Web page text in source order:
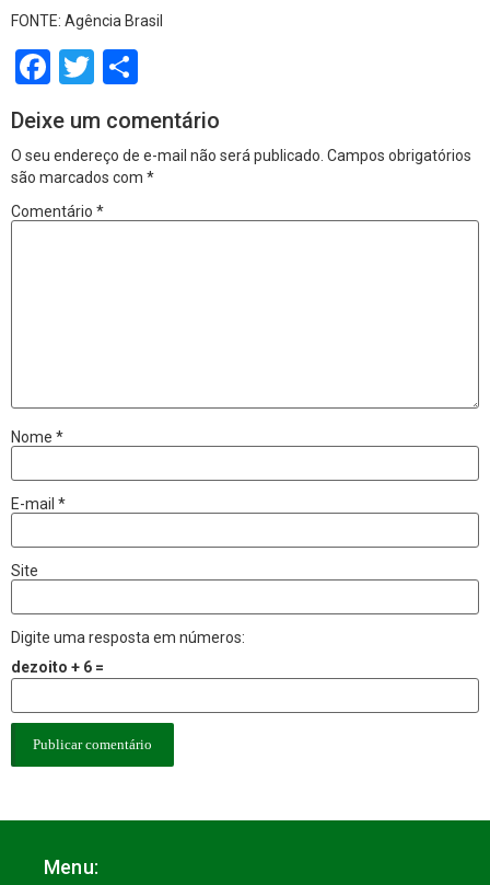
FONTE: Agência Brasil
Facebook
Twitter
Deixe um comentário
O seu endereço de e-mail não será publicado. Campos obrigatórios
são marcados com *
Comentário *
Nome *
E-mail *
Site
Digite uma resposta em números:
dezoito + 6 =
Menu: